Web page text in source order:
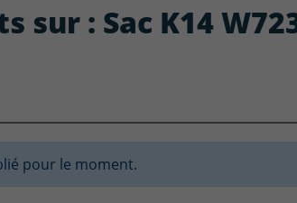
sur : Sac K14
pour le moment.